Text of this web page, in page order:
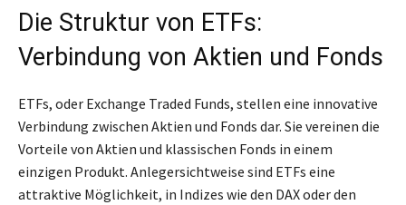
Die Struktur von ETFs:
Verbindung von Aktien und Fonds
ETFs, oder Exchange Traded Funds, stellen eine innovative
Verbindung zwischen Aktien und Fonds dar. Sie vereinen die
Vorteile von Aktien und klassischen Fonds in einem
einzigen Produkt. Anlegersichtweise sind ETFs eine
attraktive Möglichkeit, in Indizes wie den DAX oder den